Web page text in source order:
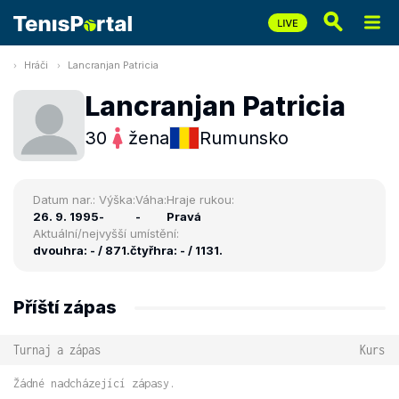
Hráči Lancranjan Patricia
Lancranjan Patricia
30 žena Rumunsko
Datum nar.:
26. 9. 1995
Výška:
-
Váha:
-
Hraje rukou:
Pravá
Aktuální/nejvyšší umístění:
dvouhra: - / 871.čtyřhra: - / 1131.
Příští zápas
Turnaj a zápas Kurs
Žádné nadcházející zápasy.